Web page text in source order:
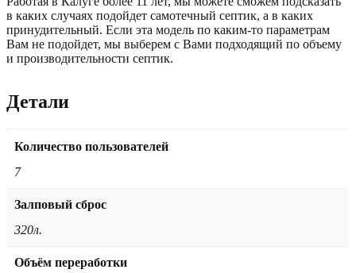
в каких случаях подойдет самотечный септик, а в каких
принудительный. Если эта модель по каким-то параметрам
Вам не подойдет, мы выберем с Вами подходящий по объему
и производительности септик.
Детали
Количество пользователей
7
Залповый сброс
320л.
Объём переработки